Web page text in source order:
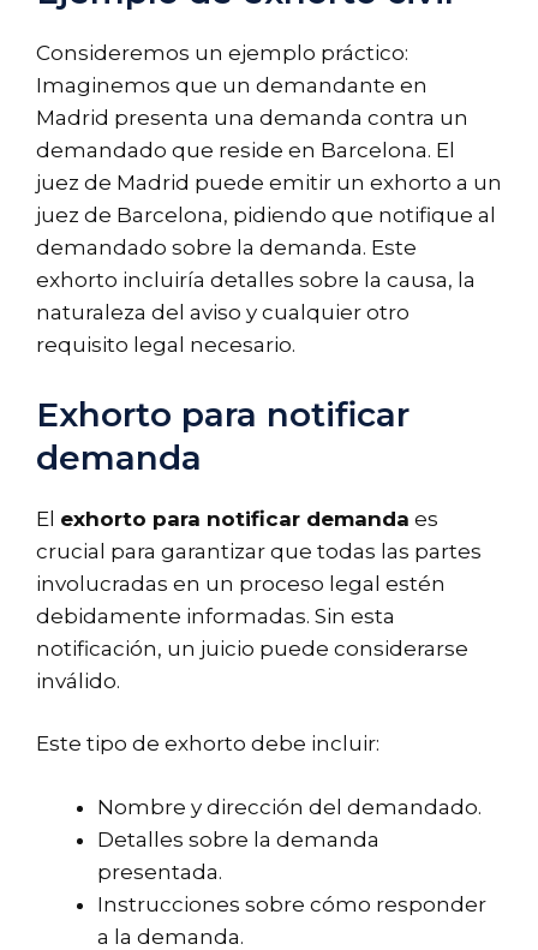
Consideremos un ejemplo práctico:
Imaginemos que un demandante en
Madrid presenta una demanda contra un
demandado que reside en Barcelona. El
juez de Madrid puede emitir un exhorto a un
juez de Barcelona, pidiendo que notifique al
demandado sobre la demanda. Este
exhorto incluiría detalles sobre la causa, la
naturaleza del aviso y cualquier otro
requisito legal necesario.
Exhorto para notificar
demanda
El exhorto para notificar demanda es
crucial para garantizar que todas las partes
involucradas en un proceso legal estén
debidamente informadas. Sin esta
notificación, un juicio puede considerarse
inválido.
Este tipo de exhorto debe incluir:
Nombre y dirección del demandado.
Detalles sobre la demanda
presentada.
Instrucciones sobre cómo responder
a la demanda.